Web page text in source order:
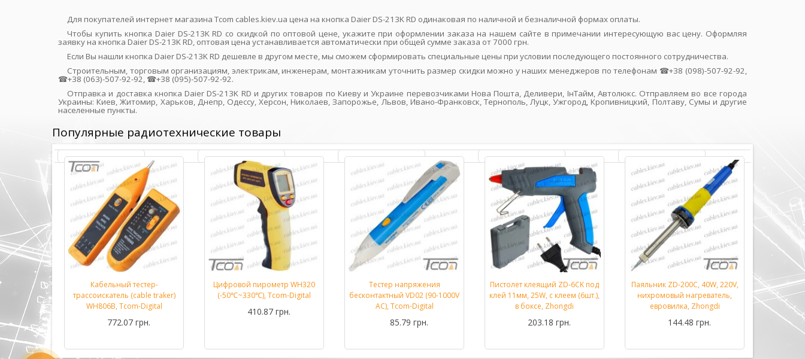
Для покупателей интернет магазина Tcom cables.kiev.ua цена на кнопка Daier DS-213K RD одинаковая по наличной и безналичной формах оплаты.
Чтобы купить кнопка Daier DS-213K RD со скидкой по оптовой цене, укажите при оформлении заказа на нашем сайте в примечании интересующую вас цену. Оформляя
заявку на кнопка Daier DS-213K RD, оптовая цена устанавливается автоматически при общей сумме заказа от 7000 грн.
Если Вы нашли кнопка Daier DS-213K RD дешевле в другом месте, мы сможем сформировать специальные цены при условии последующего постоянного сотрудничества.
Строительным, торговым организациям, электрикам, инженерам, монтажникам уточнить размер скидки можно у наших менеджеров по телефонам ☎+38 (098)-507-92-92,
☎+38 (063)-507-92-92, ☎+38 (095)-507-92-92.
Отправка и доставка кнопка Daier DS-213K RD и других товаров по Киеву и Украине перевозчиками Нова Пошта, Деливери, ІнТайм, Автолюкс. Отправляем во все города
Украины: Киев, Житомир, Харьков, Днепр, Одессу, Херсон, Николаев, Запорожье, Львов, Ивано-Франковск, Тернополь, Луцк, Ужгород, Кропивницкий, Полтаву, Сумы и другие
населенные пункты.
Популярные радиотехнические товары
DT33B
Digital
Подробнее...
Кабельный тестер-
трассоискатель (cable traker)
WH806B, Tcom-Digital
772.07 грн.
Подробнее...
Цифровой пирометр WH320
(-50℃~330℃), Tcom-Digital
410.87 грн.
Подробнее...
Тестер напряжения
бесконтактный VD02 (90-1000V
AC), Tcom-Digital
85.79 грн.
Подробнее...
Пистолет клеящий ZD-6CK под
клей 11мм, 25W, с клеем (6шт.),
в боксе, Zhongdi
203.18 грн.
Подробнее...
Паяльник ZD-200C, 40W, 220V,
нихромовый нагреватель,
евровилка, Zhongdi
144.48 грн.
Подробнее...70W